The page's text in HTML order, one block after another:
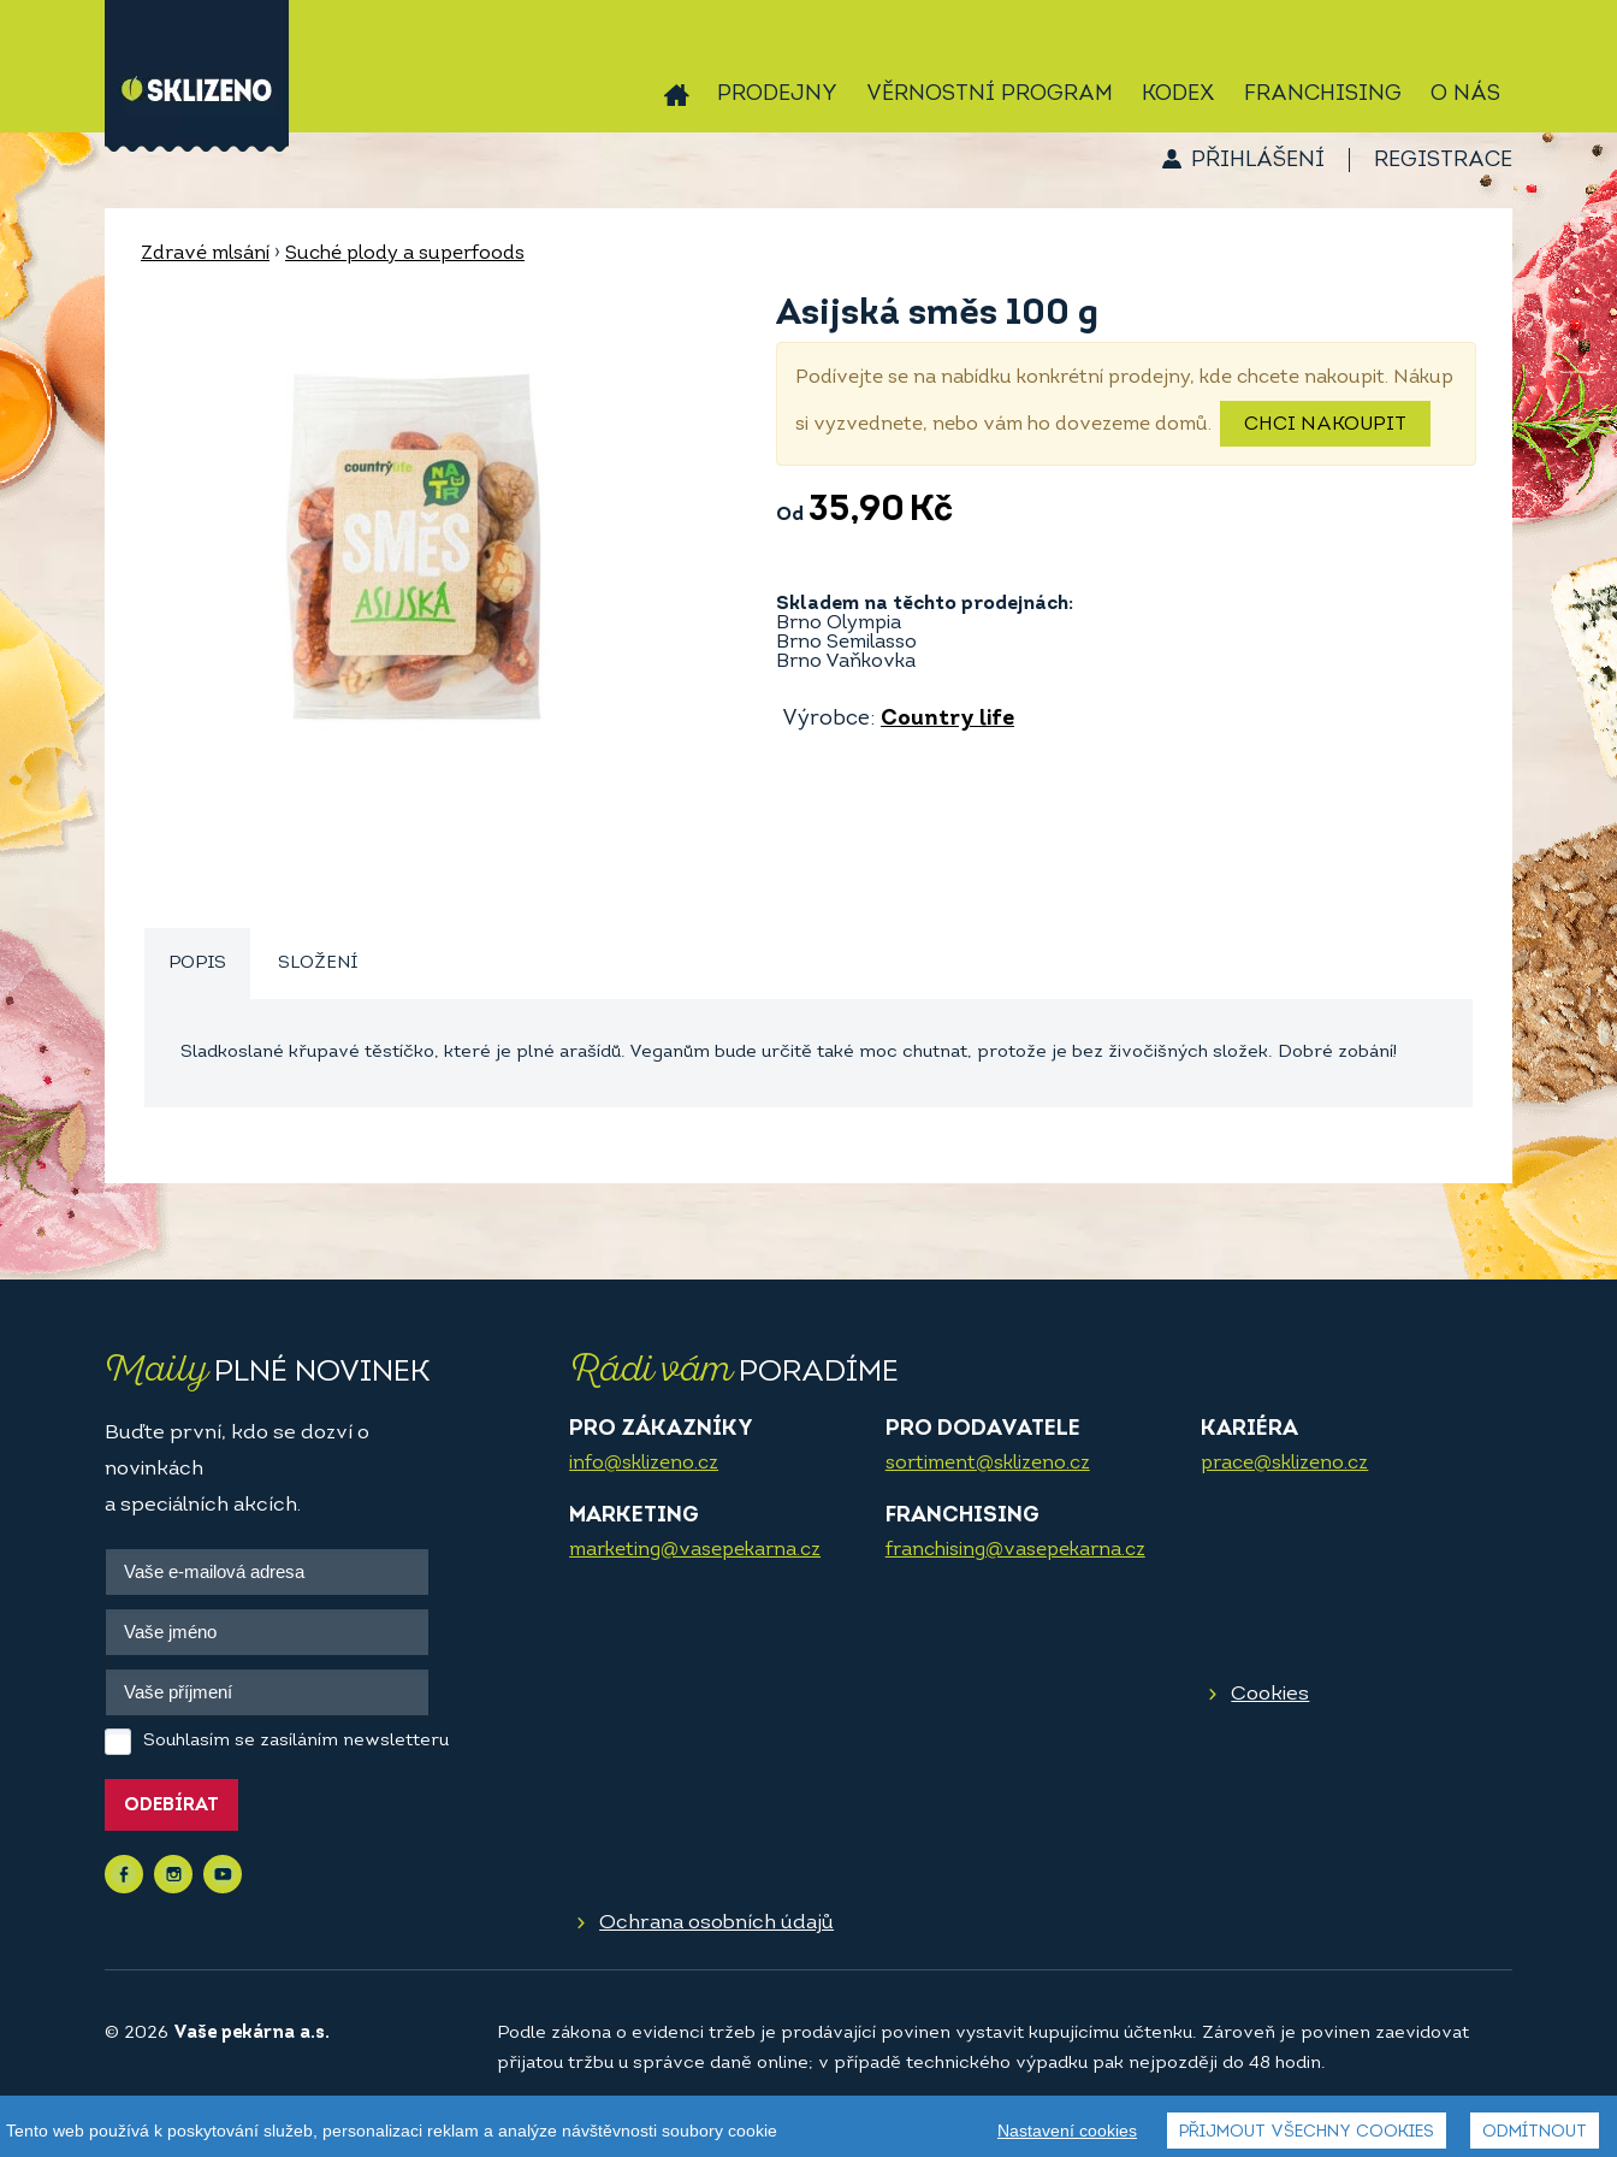
PRODEJNY VĚRNOSTNÍ PROGRAM KODEX FRANCHISING O NÁS
PŘIHLÁŠENÍ REGISTRACE
Zdravé mlsání › Suché plody a superfoods
Asijská směs 100 g
Podívejte se na nabídku konkrétní prodejny, kde chcete nakoupit. Nákup
si vyzvednete, nebo vám ho dovezeme domů. CHCI NAKOUPIT
Od 35,90 Kč
Skladem na těchto prodejnách:
Brno Olympia
Brno Semilasso
Brno Vaňkovka
Výrobce: Country life
POPIS SLOŽENÍ
Sladkoslané křupavé těstíčko, které je plné arašídů. Veganům bude určitě také moc chutnat, protože je bez živočišných složek. Dobré zobání!
MailyPLNÉ NOVINEK
Buďte první, kdo se dozví o
novinkách
a speciálních akcích.
Souhlasím se zasíláním newsletteru
ODEBÍRAT
Rádi vámPORADÍME
PRO ZÁKAZNÍKY
info@sklizeno.cz
PRO DODAVATELE
sortiment@sklizeno.cz
KARIÉRA
prace@sklizeno.cz
MARKETING
marketing@vasepekarna.cz
FRANCHISING
franchising@vasepekarna.cz
Cookies
Ochrana osobních údajů
© 2026 Vaše pekárna a.s.
Podle zákona o evidenci tržeb je prodávající povinen vystavit kupujícímu účtenku. Zároveň je povinen zaevidovat
přijatou tržbu u správce daně online; v případě technického výpadku pak nejpozději do 48 hodin.
Tento web používá k poskytování služeb, personalizaci reklam a analýze návštěvnosti soubory cookie Nastavení cookies PŘIJMOUT VŠECHNY COOKIES ODMÍTNOUT